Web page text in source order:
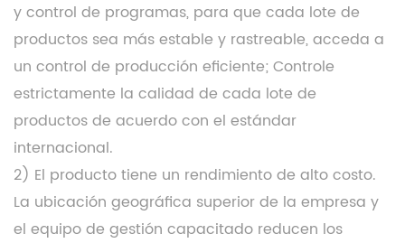
y control de programas, para que cada lote de
productos sea más estable y rastreable, acceda a
un control de producción eficiente; Controle
estrictamente la calidad de cada lote de
productos de acuerdo con el estándar
internacional.
2) El producto tiene un rendimiento de alto costo.
La ubicación geográfica superior de la empresa y
el equipo de gestión capacitado reducen los